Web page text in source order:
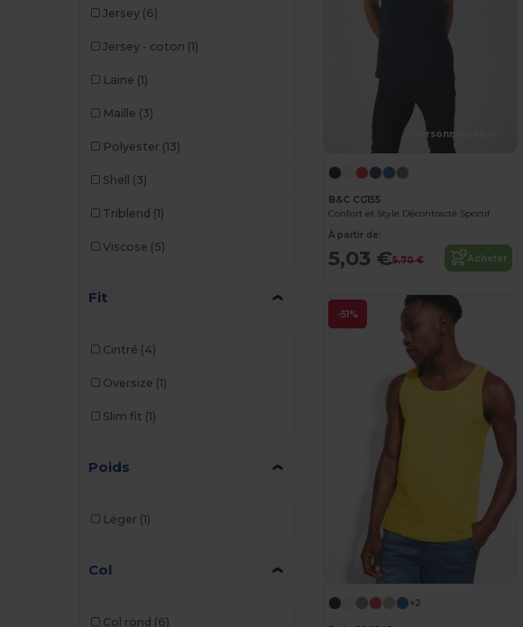
Jersey (6)
Jersey - coton (1)
Laine (1)
Maille (3)
Polyester (13)
Shell (3)
Triblend (1)
Viscose (5)
Fit
Cintré (4)
Oversize (1)
Slim fit (1)
Poids
Léger (1)
Col
Col rond (6)
Personnalisez-le !
B&C CG155
Confort et Style Décontracté Sportif
À partir de:
5,03 €5,70 € Acheter
-51%
+2